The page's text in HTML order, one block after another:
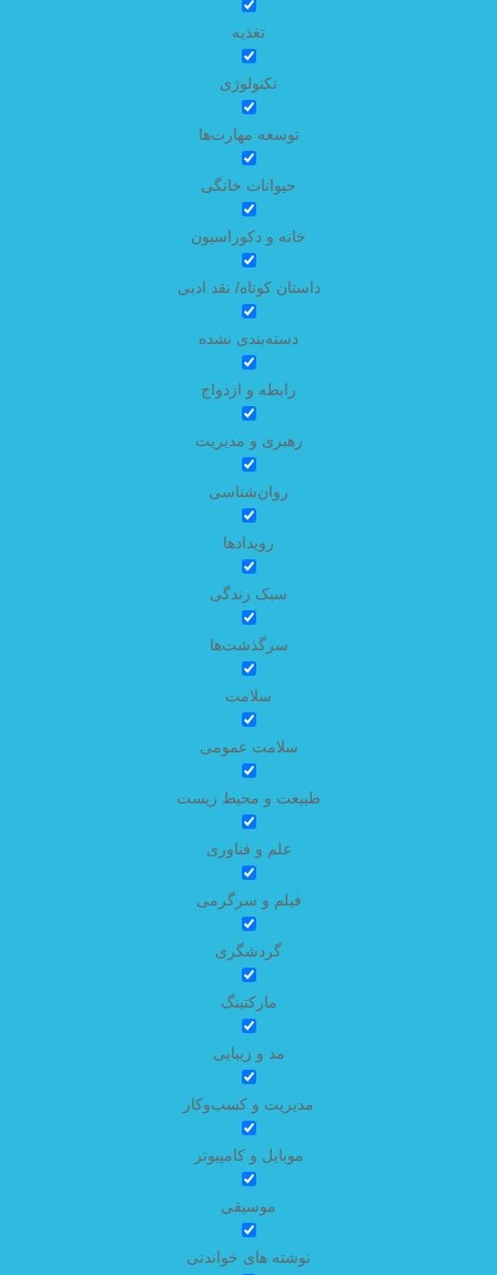
تغذیه
تکنولوژی
توسعه مهارت‌ها
حیوانات خانگی
خانه و دکوراسیون
داستان کوتاه/ نقد ادبی
دسته‌بندی نشده
رابطه و ازدواج
رهبری و مدیریت
روان‌شناسی
رویدادها
سبک زندگی
سرگذشت‌ها
سلامت
سلامت عمومی
طبیعت و محیط زیست
علم و فناوری
فیلم و سرگرمی
گردشگری
مارکتینگ
مد و زیبایی
مدیریت و کسب‌وکار
موبایل و کامپیوتر
موسیقی
نوشته های خواندنی